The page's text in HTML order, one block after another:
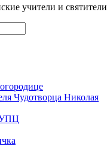
учители и святители
Чудотворца Николая
УПЦ